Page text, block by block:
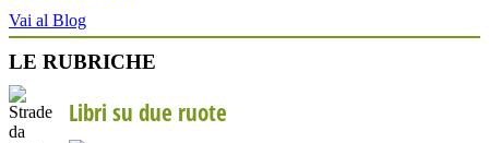
Vai al Blog
LE RUBRICHE
Libri su due ruote